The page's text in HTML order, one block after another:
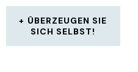
ÜBERZEUGEN SIE
SICH SELBST!